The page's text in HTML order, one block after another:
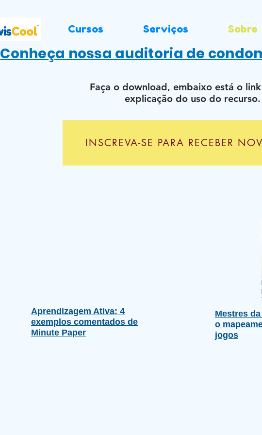
Cursos Serviços Sobre
Conheça nossa auditoria de
Faça o download, embaixo está o
explicação do uso do recurso.
INSCREVA-SE PARA RECEBER
Aprendizagem Ativa: 4
exemplos comentados de
Minute Paper
Mestres
o
jogos